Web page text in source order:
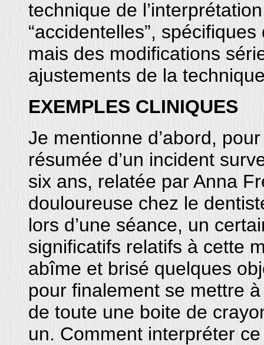
technique de
“accidentelles”,
mais des modifications
ajustements de la
EXEMPLES CLINIQUES
Je mentionne d’abord,
résumée d’un incident
six ans, relatée par Anna
douloureuse chez le
lors d’une séance, un
significatifs relatifs à cette
abîme et brisé quelques
pour finalement se mettre
de toute une boite de
un. Comment interpréter